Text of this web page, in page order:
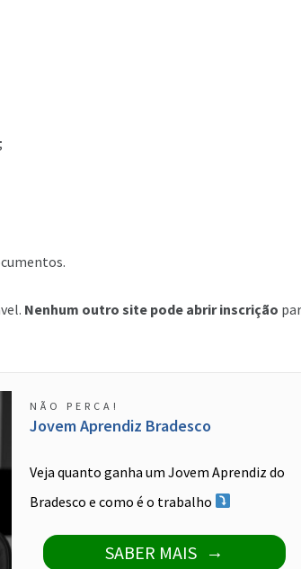
Nenhum outro site pode abrir inscrição
NÃO PERCA!
Jovem Aprendiz Bradesco
Veja quanto ganha um Jovem Aprendiz do
Bradesco e como é o trabalho
SABER MAIS